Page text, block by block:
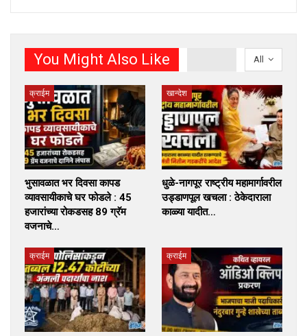
All
You Might Also Like
क्राईम
भुसावळात भर दिवसा कापड
व्यावसायीकाचे घर फोडले : 45
हजारांच्या रोकडसह 89 ग्रॅम
वजनाचे…
खान्देश
धुळे-नागपूर राष्ट्रीय महामार्गावरील
उड्डाणपूल खचला : ठेकेदाराला
काळ्या यादीत…
क्राईम क्राईम